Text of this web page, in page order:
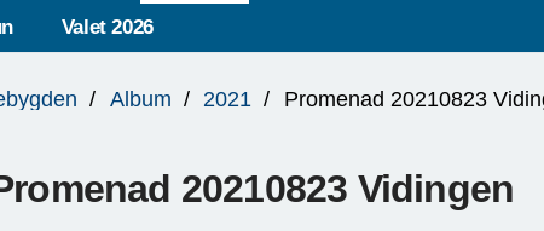
Valet 2026
Album 2021 Promenad 20210823
20210823 Vidingen